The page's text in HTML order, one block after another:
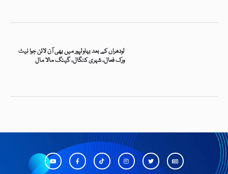
لودھراں کے بعد بہاولپور میں بھی آن لائن جوا نیٹ
ورک فعال، شہری کنگال، گینگ مالا مال